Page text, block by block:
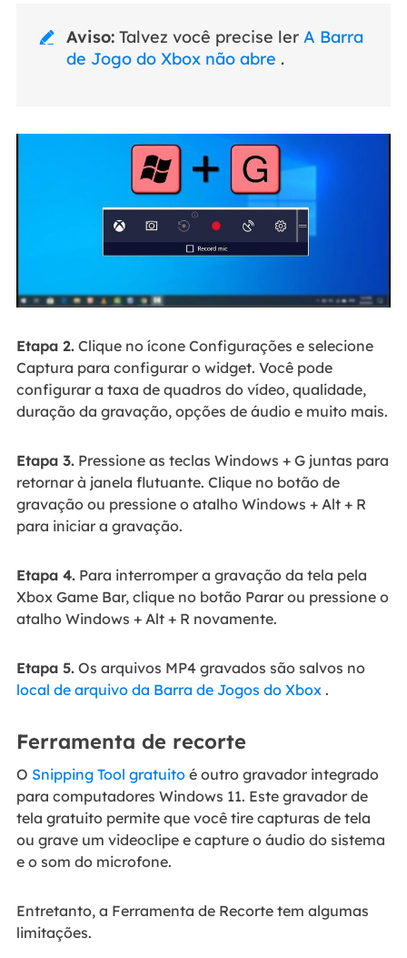
 Aviso:Talvez você precise ler A Barra
de Jogo do Xbox não abre .
Etapa 2.Clique no ícone Configurações e selecione
Captura para configurar o widget. Você pode
configurar a taxa de quadros do vídeo, qualidade,
duração da gravação, opções de áudio e muito mais.
Etapa 3.Pressione as teclas Windows + G juntas para
retornar à janela flutuante. Clique no botão de
gravação ou pressione o atalho Windows + Alt + R
para iniciar a gravação.
Etapa 4.Para interromper a gravação da tela pela
Xbox Game Bar, clique no botão Parar ou pressione o
atalho Windows + Alt + R novamente.
Etapa 5.Os arquivos MP4 gravados são salvos no
local de arquivo da Barra de Jogos do Xbox.
Ferramenta de recorte
O Snipping Tool gratuitoé outro gravador integrado
para computadores Windows 11. Este gravador de
tela gratuito permite que você tire capturas de tela
ou grave um videoclipe e capture o áudio do sistema
e o som do microfone.
Entretanto, a Ferramenta de Recorte tem algumas
limitações.